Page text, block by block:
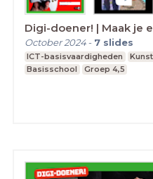
Digi-doener! | Maak je
October 2024- 7 slides
ICT-basisvaardigheden
Basisschool
Groep 4,5